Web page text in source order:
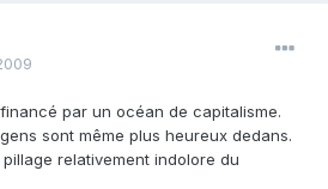
par un océan de capitalisme.
sont même plus heureux dedans.
relativement indolore du